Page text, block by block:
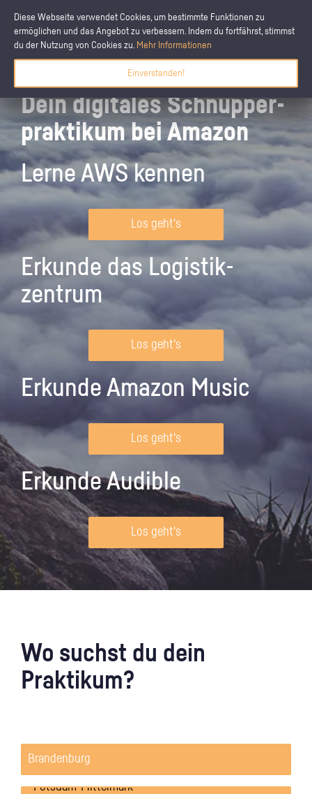
Diese Webseite verwendet Cookies, um bestimmte Funktionen zu
ermöglichen und das Angebot zu verbessern. Indem du fortfährst, stimmst
du der Nutzung von Cookies zu. Mehr Informationen
Einverstanden!
Dein digitales Schnupper­
praktikum bei Amazon
Lerne AWS kennen
Los geht's
Erkunde das Logistik­
zentrum
Los geht's
Erkunde Amazon Music
Los geht's
Erkunde Audible
Los geht's
Wo suchst du dein
Praktikum?